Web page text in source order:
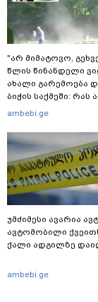
"არ მიმატოვო,
წლის წინანდელი
ახალი გარემოება
ბიჭის საქმეში: რას
დადიანიძის დედა
ambebi.ge
უმძიმესი ავარია
ავტომობილი
ქალი ადგილზე
ambebi.ge